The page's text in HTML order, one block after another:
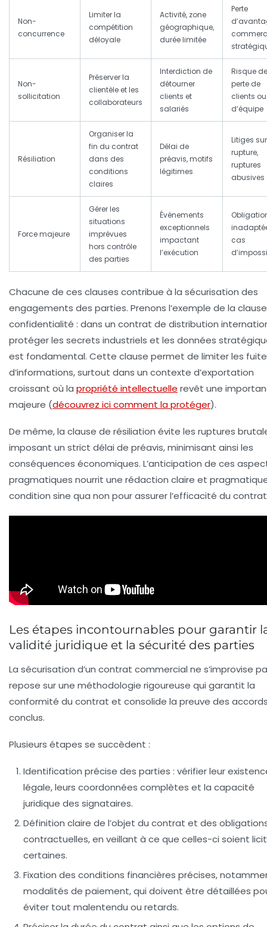
Non-
concurrence
Limiter la
compétition
déloyale
Activité, zone
géographique,
durée limitée
Perte
Non-
sollicitation
Préserver la
clientèle et les
collaborateurs
Interdiction de
détourner
clients et
salariés
Risque de
perte de
clients ou
d’équipe
Résiliation
Organiser la
fin du contrat
dans des
conditions
claires
Délai de
préavis, motifs
légitimes
Litiges
rupture,
ruptures
abusives
Force majeure
Gérer les
situations
imprévues
hors contrôle
des parties
Événements
exceptionnels
impactant
l’exécution
cas
Chacune de ces clauses contribue à la sécurisation des
engagements des parties. Prenons l’exemple de la
confidentialité : dans un contrat de distribution
protéger les secrets industriels et les données
est fondamental. Cette clause permet de limiter les
d’informations, surtout dans un contexte d’exportation
croissant où la propriété intellectuelle revêt une
majeure (découvrez ici comment la protéger).
De même, la clause de résiliation évite les ruptures
imposant un strict délai de préavis, minimisant ainsi les
conséquences économiques. L’anticipation de ces
pragmatiques nourrit une rédaction claire et
condition sine qua non pour assurer l’efficacité du
Les étapes incontournables pour garantir
validité juridique et la sécurité des parties
La sécurisation d’un contrat commercial ne s’improvise
repose sur une méthodologie rigoureuse qui garantit la
conformité du contrat et consolide la preuve des
conclus.
Plusieurs étapes se succèdent :
Identification précise des parties : vérifier leur
légale, leurs coordonnées complètes et la capacité
juridique des signataires.
Définition claire de l’objet du contrat et des
contractuelles, en veillant à ce que celles-ci soient
certaines.
Fixation des conditions financières précises,
modalités de paiement, qui doivent être détaillées
éviter tout malentendu ou retards.